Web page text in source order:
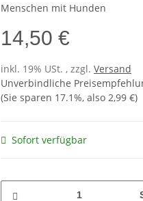
Menschen mit Hunden
14,50 €
inkl. 19% USt. , zzgl. Versand
Unverbindliche
(Sie sparen 17.1%, also 2,99 €)
Sofort verfügbar